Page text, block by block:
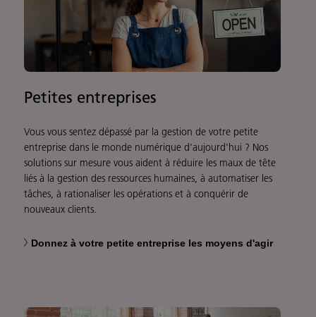
Petites entreprises
Vous vous sentez dépassé par la gestion de votre petite
entreprise dans le monde numérique d'aujourd'hui ? Nos
solutions sur mesure vous aident à réduire les maux de tête
liés à la gestion des ressources humaines, à automatiser les
tâches, à rationaliser les opérations et à conquérir de
nouveaux clients.
Donnez à votre petite entreprise les moyens d'agir